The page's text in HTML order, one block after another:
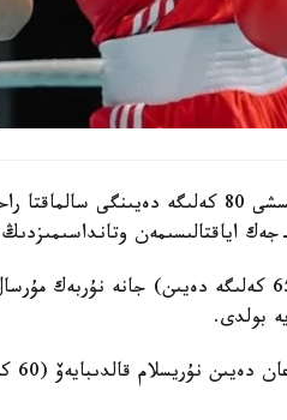
قازاقستاندىق بوكسشى 80 كەلىگە
اياقتالىسىمەن
بولدى.